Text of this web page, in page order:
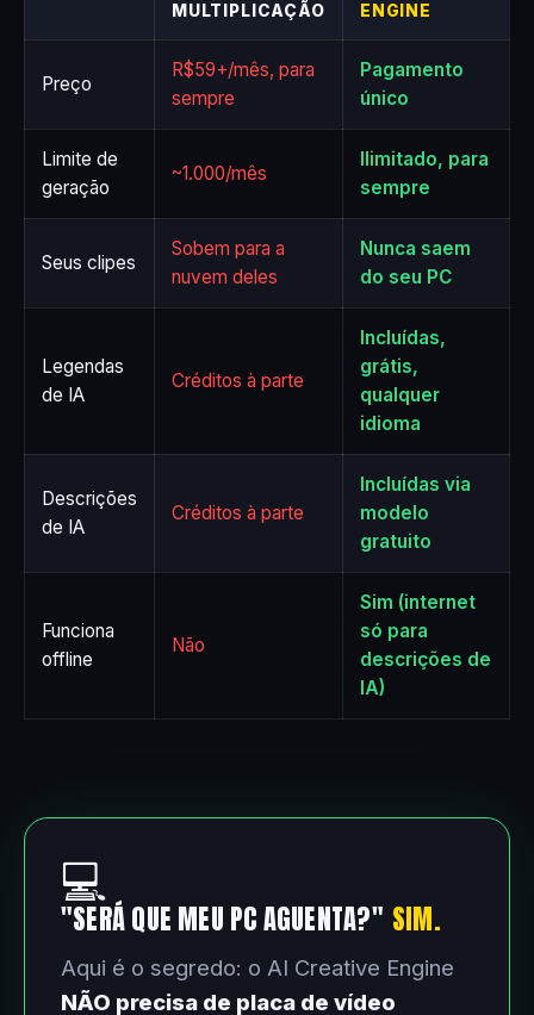
MULTIPLICAÇÃO
ENGINE
Preço
R$59+/mês, para
sempre
Pagamento
único
Limite de
geração
~1.000/mês
Ilimitado, para
sempre
Seus clipes
Sobem para a
nuvem deles
Nunca saem
do seu PC
Legendas
de IA
Créditos à parte
Incluídas,
grátis,
qualquer
idioma
Descrições
de IA
Créditos à parte
Incluídas via
modelo
gratuito
Funciona
offline
Não
Sim (internet
só para
descrições de
IA)
💻
"SERÁ QUE MEU PC AGUENTA?" SIM.
Aqui é o segredo: o AI Creative Engine
NÃO precisa de placa de vídeo